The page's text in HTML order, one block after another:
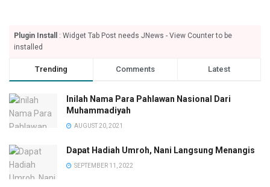
Plugin Install
: Widget Tab Post needs JNews - View Counter to be
installed
Trending Comments Latest
Inilah Nama Para Pahlawan Nasional Dari
Muhammadiyah
AUGUST 20, 2021
Dapat Hadiah Umroh, Nani Langsung Menangis
SEPTEMBER 11, 2022